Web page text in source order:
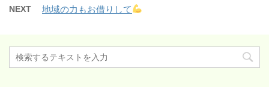
NEXT 地域の力もお借りして